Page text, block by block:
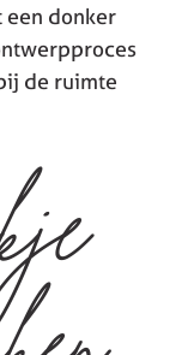
donker
de ruimte